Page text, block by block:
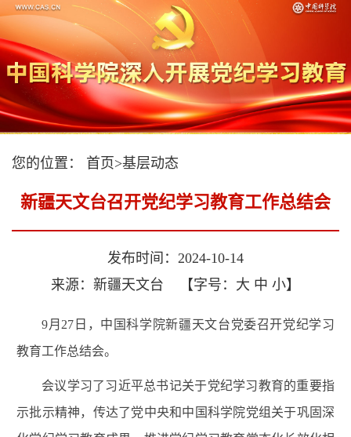
您的位置： 首页>基层动态
新疆天文台召开党纪学习教育工作总结会
发布时间：2024-10-14
来源：新疆天文台
【字号： 大 中 小】
9月27日，中国科学院新疆天文台党委召开党纪学习
教育工作总结会。
会议学习了习近平总书记关于党纪学习教育的重要指
示批示精神，传达了党中央和中国科学院党组关于巩固深